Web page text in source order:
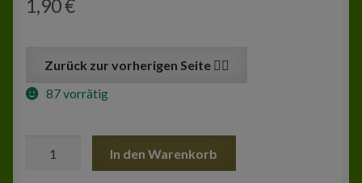
Mein Konto
1,90€
87 vorrätig
In den Warenkorb